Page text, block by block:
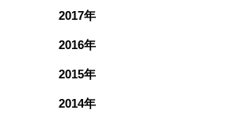
2017年
2016年
2015年
2014年